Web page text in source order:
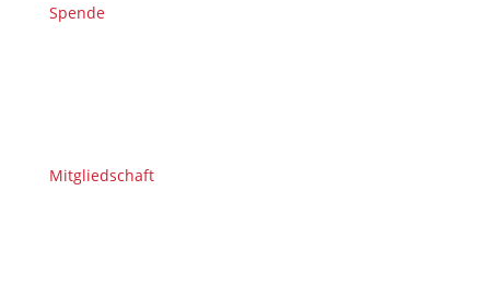
Spende
Mitgliedschaft